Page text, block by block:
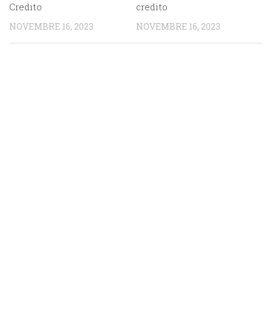
Credito
NOVEMBRE 16, 2023
credito
NOVEMBRE 16, 2023